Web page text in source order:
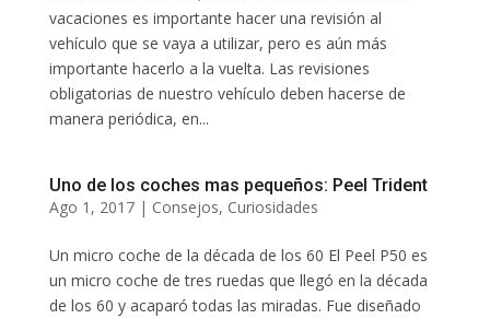
vacaciones es importante hacer una revisión al
vehículo que se vaya a utilizar, pero es aún más
importante hacerlo a la vuelta. Las revisiones
obligatorias de nuestro vehículo deben hacerse de
manera periódica, en...
Uno de los coches mas pequeños: Peel Trident
Ago 1, 2017| Consejos, Curiosidades
Un micro coche de la década de los 60 El Peel P50 es
un micro coche de tres ruedas que llegó en la década
de los 60 y acaparó todas las miradas. Fue diseñado